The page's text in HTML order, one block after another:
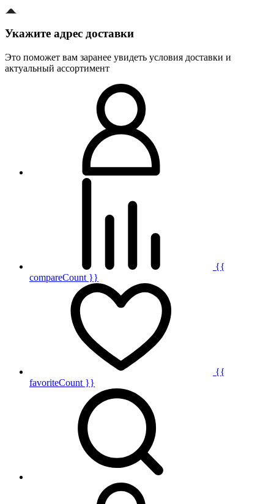
Укажите адрес доставки
Это поможет вам заранее увидеть условия доставки и
актуальный ассортимент
{{
compareCount }}
{{
favoriteCount }}